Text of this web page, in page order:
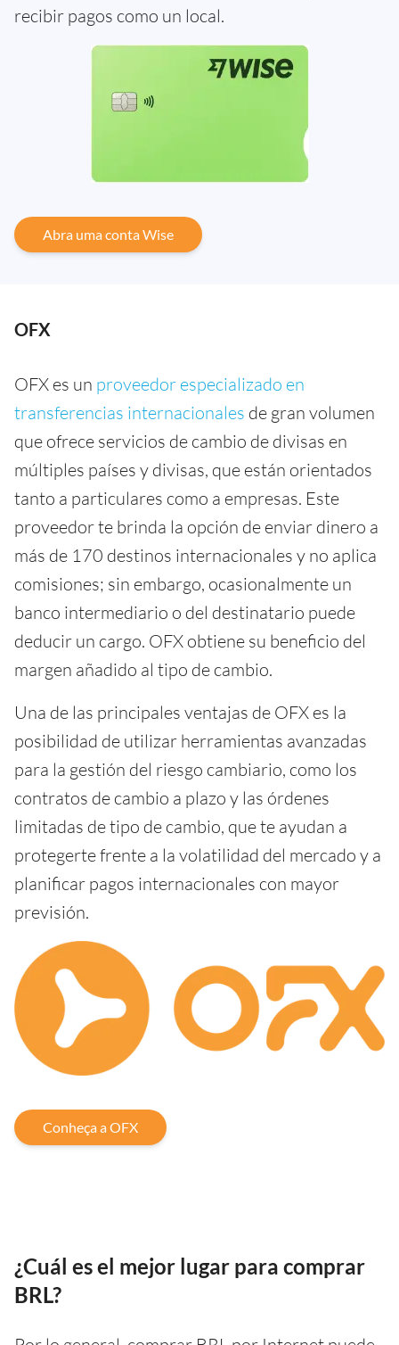
recibir pagos como un local.
Abra uma conta Wise
OFX
OFX es un proveedor especializado en
transferencias internacionales de gran volumen
que ofrece servicios de cambio de divisas en
múltiples países y divisas, que están orientados
tanto a particulares como a empresas. Este
proveedor te brinda la opción de enviar dinero a
más de 170 destinos internacionales y no aplica
comisiones; sin embargo, ocasionalmente un
banco intermediario o del destinatario puede
deducir un cargo. OFX obtiene su beneficio del
margen añadido al tipo de cambio.
Una de las principales ventajas de OFX es la
posibilidad de utilizar herramientas avanzadas
para la gestión del riesgo cambiario, como los
contratos de cambio a plazo y las órdenes
limitadas de tipo de cambio, que te ayudan a
protegerte frente a la volatilidad del mercado y a
planificar pagos internacionales con mayor
previsión.
Conheça a OFX
¿Cuál es el mejor lugar para comprar
BRL?